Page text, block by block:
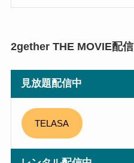
2gether THE MOVIE配信
見放題配信中
TELASA